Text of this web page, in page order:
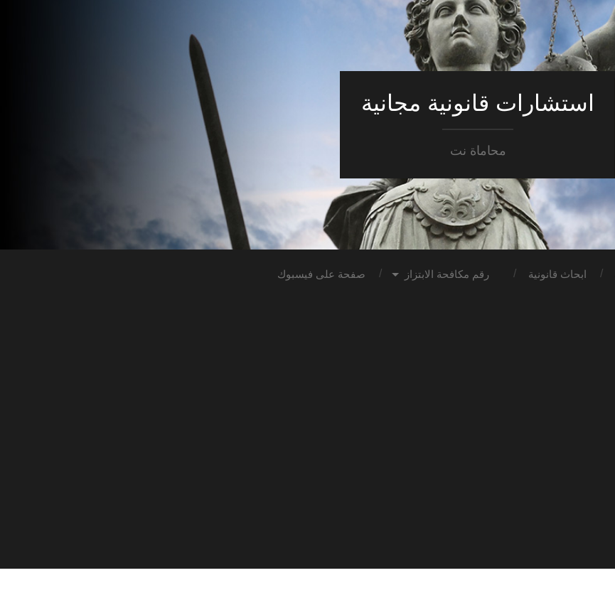
استشارات قانونية مجانية
محاماة نت
ابحاث قانونية رقم مكافحة الابتزاز صفحة على فيسبوك